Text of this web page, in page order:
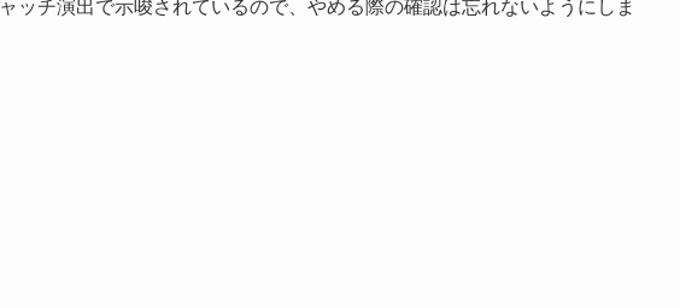
ッチ演出で示唆されているので、やめる際の確認は忘れないようにしま